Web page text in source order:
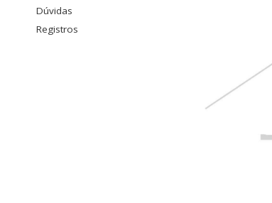
Dúvidas
Registros